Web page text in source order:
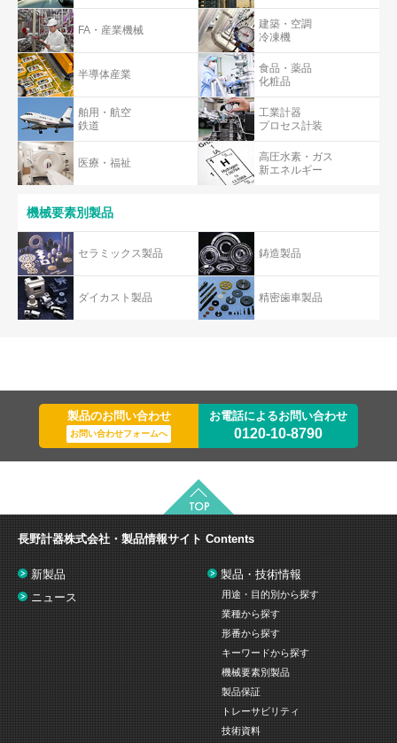
FA・産業機械
建築・空調
冷凍機
半導体産業
食品・薬品
化粧品
舶用・航空
鉄道
工業計器
プロセス計装
医療・福祉
高圧水素・ガス
新エネルギー
機械要素別製品
セラミックス製品 鋳造製品
ダイカスト製品 精密歯車製品
製品のお問い合わせ
お問い合わせフォームへ
お電話によるお問い合わせ
0120-10-8790
長野計器株式会社・製品情報サイト Contents
新製品
ニュース
製品・技術情報
用途・目的別から探す
業種から探す
形番から探す
キーワードから探す
機械要素別製品
製品保証
トレーサビリティ
技術資料